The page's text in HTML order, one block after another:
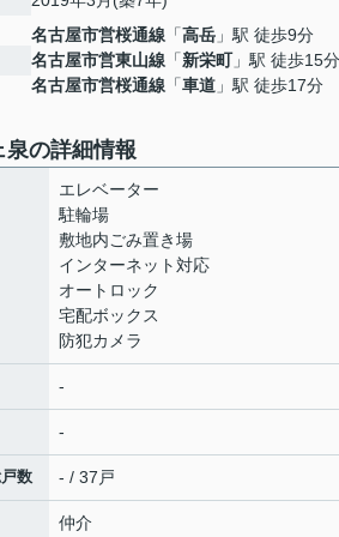
名古屋市営桜通線 「高岳 」駅 徒歩9分
名古屋市営東山線 「新栄町」駅 徒歩15分
名古屋市営桜通線 「車道 」駅 徒歩17分
泉の詳細情報
エレベーター
駐輪場
敷地内ごみ置き場
インターネット対応
オートロック
宅配ボックス
防犯カメラ
-
-
数 - / 37戸
仲介